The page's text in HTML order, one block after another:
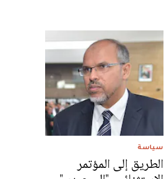
سياسة
الطريق إلى المؤتمر